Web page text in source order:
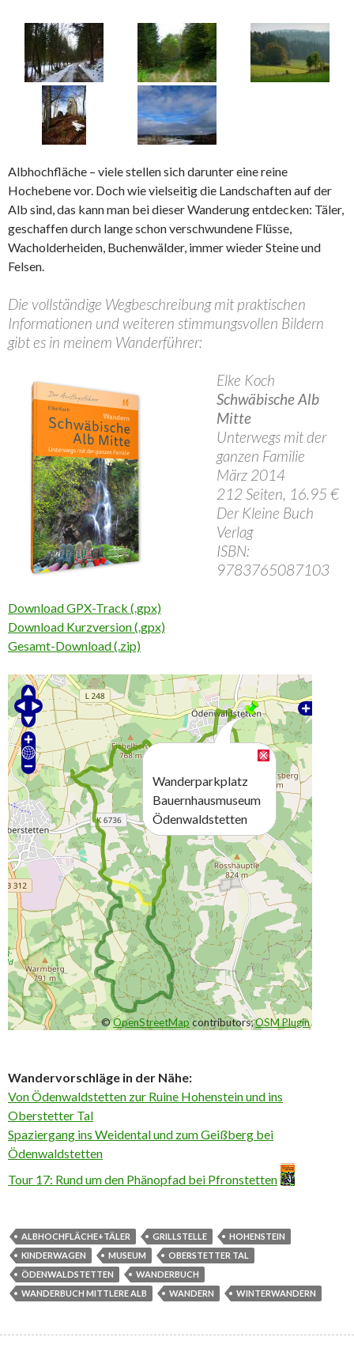
Albhochfläche – viele stellen sich darunter eine reine
Hochebene vor. Doch wie vielseitig die Landschaften auf der
Alb sind, das kann man bei dieser Wanderung entdecken: Täler,
geschaffen durch lange schon verschwundene Flüsse,
Wacholderheiden, Buchenwälder, immer wieder Steine und
Felsen.
Die vollständige Wegbeschreibung mit praktischen
Informationen und weiteren stimmungsvollen Bildern
gibt es in meinem Wanderführer:
Elke Koch
Schwäbische Alb
Mitte
Unterwegs mit der
ganzen Familie
März 2014
212 Seiten, 16.95 €
Der Kleine Buch
Verlag
ISBN:
9783765087103
Download GPX-Track (.gpx)
Download Kurzversion (.gpx)
Gesamt-Download (.zip)
Wanderparkplatz
Bauernhausmuseum
Ödenwaldstetten
©OpenStreetMapcontributors;OSM Plugin
Wandervorschläge in der Nähe:
Von Ödenwaldstetten zur Ruine Hohenstein und ins
Oberstetter Tal
Spaziergang ins Weidental und zum Geißberg bei
Ödenwaldstetten
Tour 17: Rund um den Phänopfad bei Pfronstetten
ALBHOCHFLÄCHE+TÄLER GRILLSTELLE
HOHENSTEIN
KINDERWAGEN
MUSEUM
OBERSTETTER TAL
ÖDENWALDSTETTEN
WANDERBUCH
WANDERBUCH MITTLERE ALB
WANDERN WINTERWANDERN